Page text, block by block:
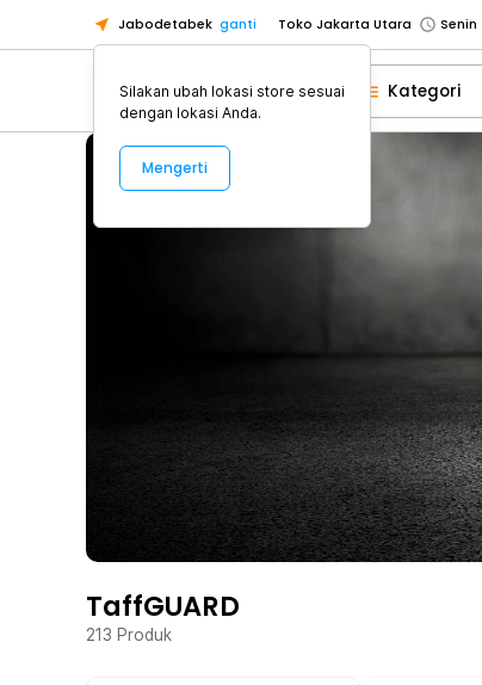
Jabodetabek ganti
Pick n Go Jakarta Barat
Senin -
Pick n Go Bekasi
Senin -
Pick n Go Depok
Senin -
Kategori
TaffGUARD
213 Produk
Silakan ubah lokasi store sesuai
dengan lokasi Anda.
Mengerti